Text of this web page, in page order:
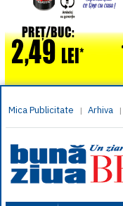
Mica Publicitate | Arhiva |